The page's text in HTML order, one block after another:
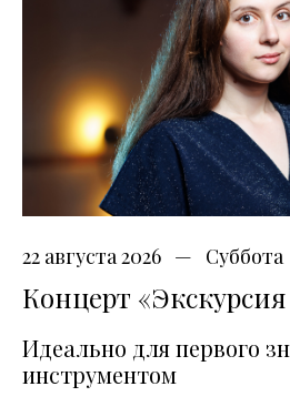
22 августа 2026 Суббота
Концерт
Идеально для первого
инструментом